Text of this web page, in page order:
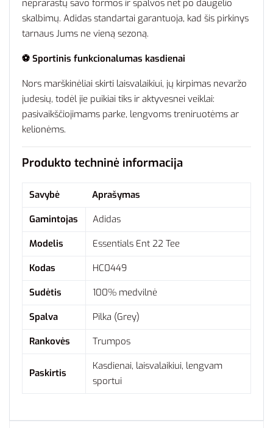
neprarastų savo formos ir spalvos net po daugelio
skalbimų. Adidas standartai garantuoja, kad šis pirkinys
tarnaus Jums ne vieną sezoną.
⚽ Sportinis funkcionalumas kasdienai
Nors marškinėliai skirti laisvalaikiui, jų kirpimas nevaržo
judesių, todėl jie puikiai tiks ir aktyvesnei veiklai:
pasivaikščiojimams parke, lengvoms treniruotėms ar
kelionėms.
Produkto techninė informacija
Savybė
Aprašymas
Gamintojas
Adidas
Modelis
Essentials Ent 22 Tee
Kodas
HC0449
Sudėtis
100% medvilnė
Spalva
Pilka (Grey)
Rankovės
Trumpos
Paskirtis
Kasdienai, laisvalaikiui, lengvam
sportui